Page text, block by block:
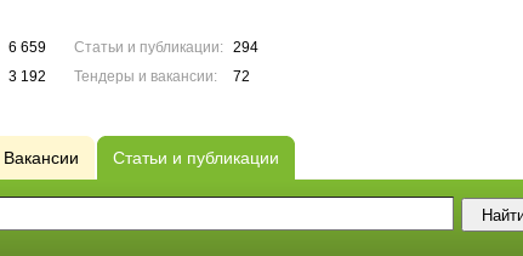
6 659
3 192
Статьи и публикации:
294
Тендеры и вакансии:
72
Вакансии Статьи и публикации